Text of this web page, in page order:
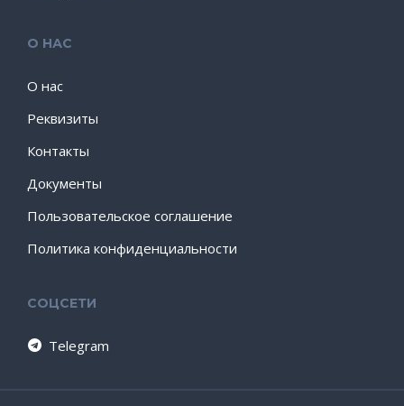
О НАС
О нас
Реквизиты
Контакты
Документы
Пользовательское соглашение
Политика конфиденциальности
СОЦСЕТИ
Telegram